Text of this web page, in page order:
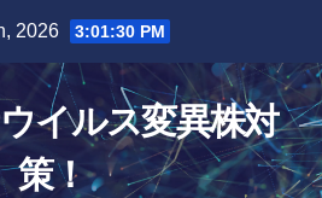
2026 3:01:31 PM
イルス変異株対
策！